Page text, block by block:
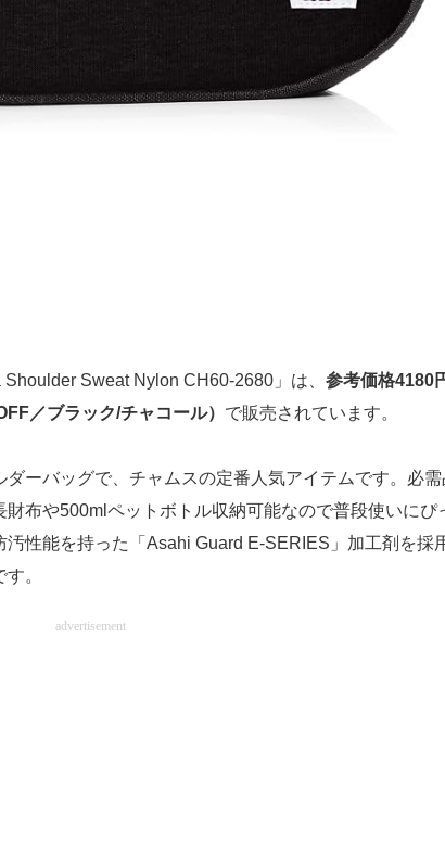
Sweat Nylon CH60-2680」は、 参考価格4180
／ブラック/チャコール） で販売されています。
ーバッグで、チャムスの定番人気アイテムです。必需
布や500mlペットボトル収納可能なので普段使いにぴ
性能を持った「Asahi Guard E-SERIES」加工剤を採
。
advertisement